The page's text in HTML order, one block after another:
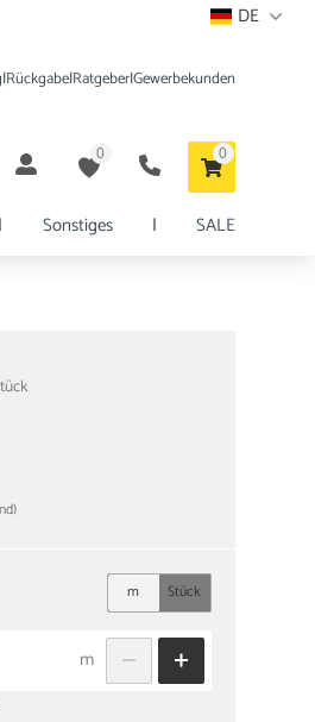
DE
|Rückgabe|Ratgeber|Gewerbekunden
0 0
| Sonstiges | SALE
m Stück
m